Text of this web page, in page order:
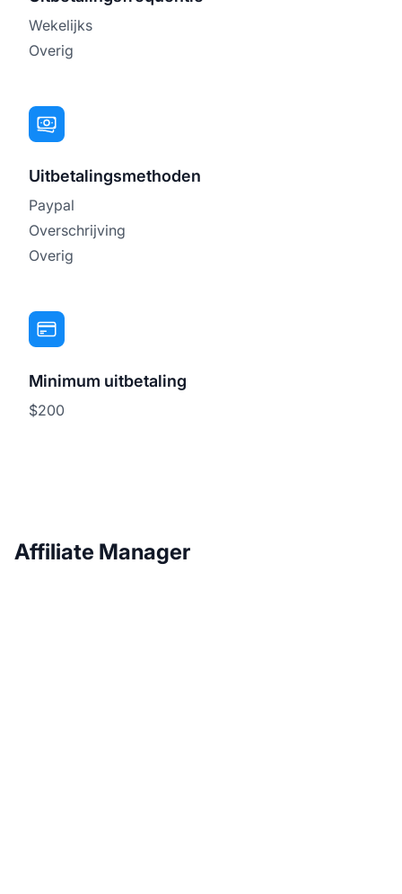
Wekelijks
Overig
Uitbetalingsmethoden
Paypal
Overschrijving
Overig
Minimum uitbetaling
$200
Affiliate Manager